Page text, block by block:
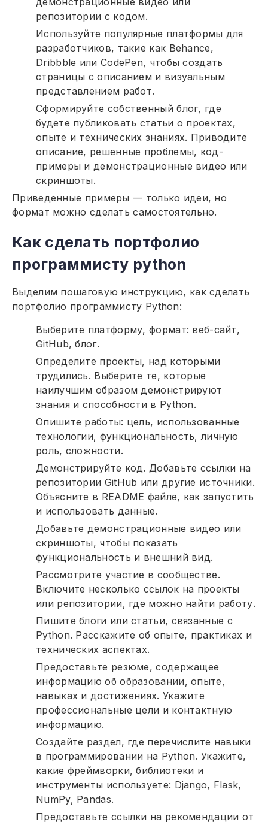
репозитории с кодом.
Используйте популярные платформы для
разработчиков, такие как Behance,
Dribbble или CodePen, чтобы создать
страницы с описанием и визуальным
представлением работ.
Сформируйте собственный блог, где
будете публиковать статьи о проектах,
опыте и технических знаниях. Приводите
описание, решенные проблемы, код-
примеры и демонстрационные видео или
скриншоты.
Приведенные примеры — только идеи, но
формат можно сделать самостоятельно.
Как сделать портфолио
программисту python
Выделим пошаговую инструкцию, как сделать
портфолио программисту Python:
Выберите платформу, формат: веб-сайт,
GitHub, блог.
Определите проекты, над которыми
трудились. Выберите те, которые
наилучшим образом демонстрируют
знания и способности в Python.
Опишите работы: цель, использованные
технологии, функциональность, личную
роль, сложности.
Демонстрируйте код. Добавьте ссылки на
репозитории GitHub или другие источники.
Объясните в README файле, как запустить
и использовать данные.
Добавьте демонстрационные видео или
скриншоты, чтобы показать
функциональность и внешний вид.
Рассмотрите участие в сообществе.
Включите несколько ссылок на проекты
или репозитории, где можно найти работу.
Пишите блоги или статьи, связанные с
Python. Расскажите об опыте, практиках и
технических аспектах.
Предоставьте резюме, содержащее
информацию об образовании, опыте,
навыках и достижениях. Укажите
профессиональные цели и контактную
информацию.
Создайте раздел, где перечислите навыки
в программировании на Python. Укажите,
какие фреймворки, библиотеки и
инструменты используете: Django, Flask,
NumPy, Pandas.
Предоставьте ссылки на рекомендации от